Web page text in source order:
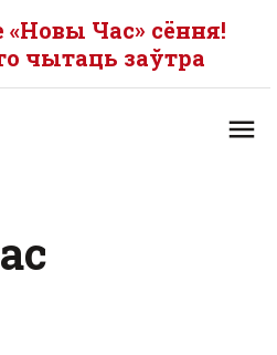
Час» сёння!
чытаць заўтра